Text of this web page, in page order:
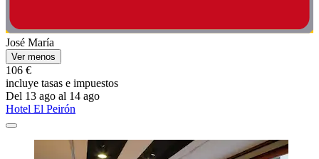
José María
Ver menos
106 €
incluye tasas e impuestos
Del 13 ago al 14 ago
Hotel El Peirón